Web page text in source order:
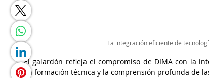
La integración eficiente de
El galardón refleja el compromiso de DIMA con la
en formación técnica y la comprensión profunda de